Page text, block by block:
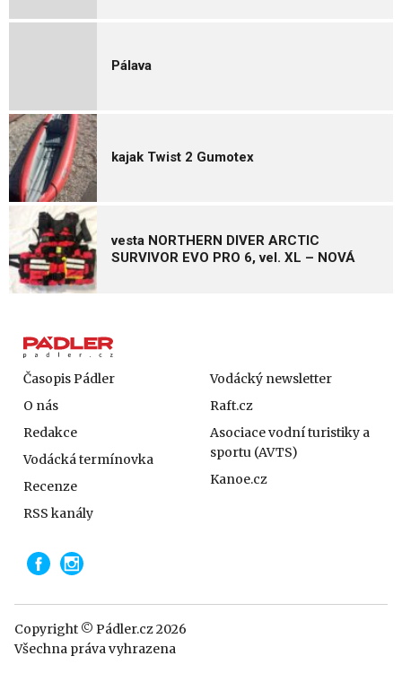
Pálava
kajak Twist 2 Gumotex
vesta NORTHERN DIVER ARCTIC
SURVIVOR EVO PRO 6, vel. XL – NOVÁ
Časopis Pádler
O nás
Redakce
Vodácká termínovka
Recenze
Vodácký newsletter
Raft.cz
Asociace vodní turistiky a
sportu (AVTS)
Kanoe.cz
RSS kanály
Copyright © Pádler.cz 2026
Všechna práva vyhrazena